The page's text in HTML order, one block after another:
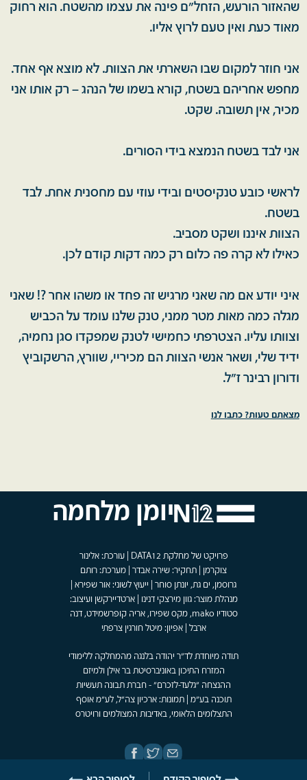
שהאזור הורעש, הזחל"ם פינה את עצמו מהשטח. הוא רחוק
מאוד כעת ואין טעם לרוץ אליו.
אני חוזר למקום שבו השארתי את הצוות. לא מוצא אף אחד.
מחפש אחריהם בשטח, קורא בשמו של הנהג – רק אותו אני
מכיר, אין תשובה. שקט.
אני לבד בשטח הנמצא בידי הסורים.
לראשי כובע טנקיסטים ובידי עוזי עם מחסנית אחת. לבד
בשטח.
הצוות איננו ושקט מסביב.
כאילו לא קרה פה כלום רק כמה דקות קודם לכן.
איני יודע אם מה שאני מרגיש זה פחד או משהו אחר ?! שאני
מגלה כמה מאות מטר ממני, טנק שלנו עומד על הכביש
וצוותו עליו. הצטרפתי כחמישי לטנק שמפקדו סגן נחמיה,
ידיד שלי, ושאר אנשי הצוות הם מכיריי, שוורץ, הרשקוביץ
ודורון רבינר ז"ל.
מצאתם טעות? כתבו לנו
יומן מלחמה
פרויקט של מחלקת DATA12 | עורכת: אלינור
צוקרמן | תחקיר: שירה אבדר | מערכת: רותם
גרוסמן, ים גת, יונתן סוחר | ייעוץ לשוני: אור שפירא |
מנהלת מוצר: גוון מירצקי דנינו | ארטדיירקשן ועיצוב:
סטודיו mako, מקס שפירו, אריה קופרשמידט, דנה
ארבל | אפיון: מיטל חורגין צרפתי
תודה מיוחדת לד"ר יהודה בלנגה מהמחלקה ללימודי
המזרח התיכון באוניברסיטת בר אילן ולמיזם
ההנצחה "גלעד-לזכרם" - חברת תבונה תעשיות
תוכנה בע"מ | תמונות: ארכיון צה"ל, לע"מ אוסף
התצלומים הלאומי, באדיבות המצולמים ורויטרס